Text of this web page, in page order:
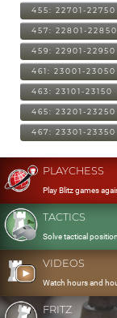
455: 22701-22750
457: 22801-22850
459: 22901-22950
461: 23001-23050
463: 23101-23150
465: 23201-23250
467: 23301-23350
PLAYCHESS
Play Blitz games
TACTICS
Solve tactical
VIDEOS
Watch hours and
FRITZ